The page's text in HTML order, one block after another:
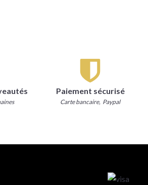
Paiement sécurisé
Carte bancaire, Paypal